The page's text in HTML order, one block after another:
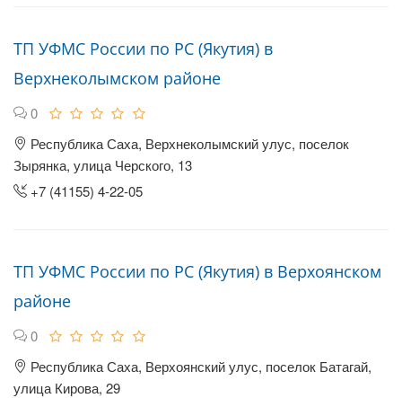
ТП УФМС России по РС (Якутия) в
Верхнеколымском районе
0
Республика Саха, Верхнеколымский улус, поселок
Зырянка, улица Черского, 13
+7 (41155) 4-22-05
ТП УФМС России по РС (Якутия) в Верхоянском
районе
0
Республика Саха, Верхоянский улус, поселок Батагай,
улица Кирова, 29